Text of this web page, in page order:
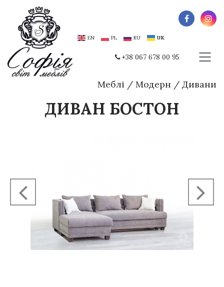
EN PL RU UK
+38 067 678 00 95
Меблі / Модерн / Дивани
ДИВАН БОСТОН